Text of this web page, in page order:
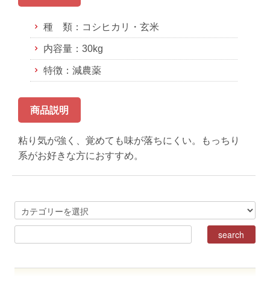
種 類：コシヒカリ・玄米
内容量：30kg
特徴：減農薬
商品説明
粘り気が強く、覚めても味が落ちにくい。もっちり
系がお好きな方におすすめ。